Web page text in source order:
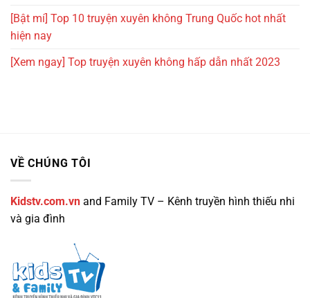
[Bật mí] Top 10 truyện xuyên không Trung Quốc hot nhất
hiện nay
[Xem ngay] Top truyện xuyên không hấp dẫn nhất 2023
VỀ CHÚNG TÔI
Kidstv.com.vn and Family TV – Kênh truyền hình thiếu nhi
và gia đình